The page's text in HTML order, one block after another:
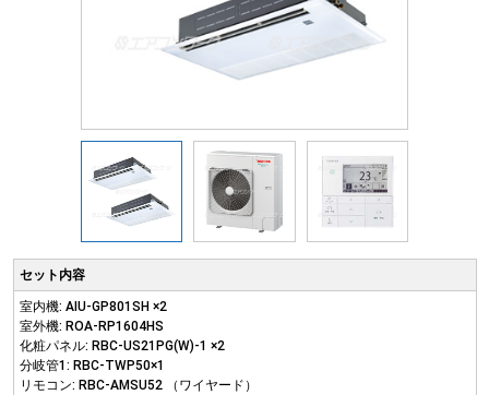
セット内容
室内機: AIU-GP801SH ×2
室外機: ROA-RP1604HS
化粧パネル: RBC-US21PG(W)-1 ×2
分岐管1: RBC-TWP50×1
リモコン: RBC-AMSU52 （ワイヤード）